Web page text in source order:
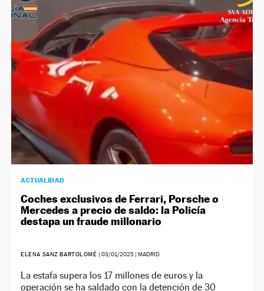
ACTUALIDAD
Coches exclusivos de Ferrari, Porsche o
Mercedes a precio de saldo: la Policía
destapa un fraude millonario
ELENA SANZ BARTOLOMÉ | 03/01/2025| MADRID
La estafa supera los 17 millones de euros y la
operación se ha saldado con la detención de 30